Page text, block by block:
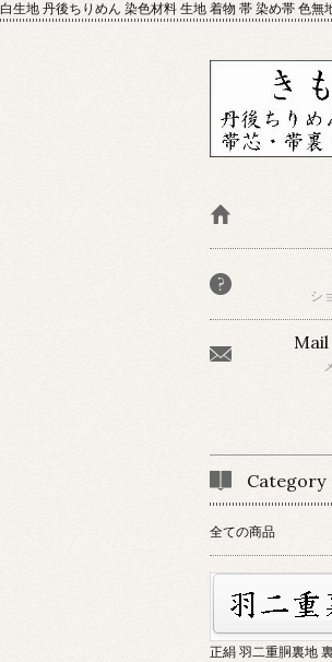
白生地 丹後ちりめん 染色材料 生地 着物 帯 染め帯 色
シ
Category
全ての商品
正絹 羽二重胴裏地